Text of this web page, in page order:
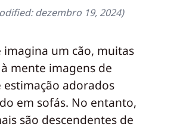
dezembro 19, 2024)
imagina um cão, muitas
mente imagens de
estimação adorados
em sofás. No entanto,
são descendentes de